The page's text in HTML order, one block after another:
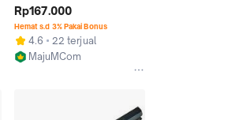
A46CB A46CM K46CB
K46CM S46C S46CM A41-
K56
Rp167.000
Hemat s.d 3% Pakai Bonus
4.6
22 terjual
MajuMCom